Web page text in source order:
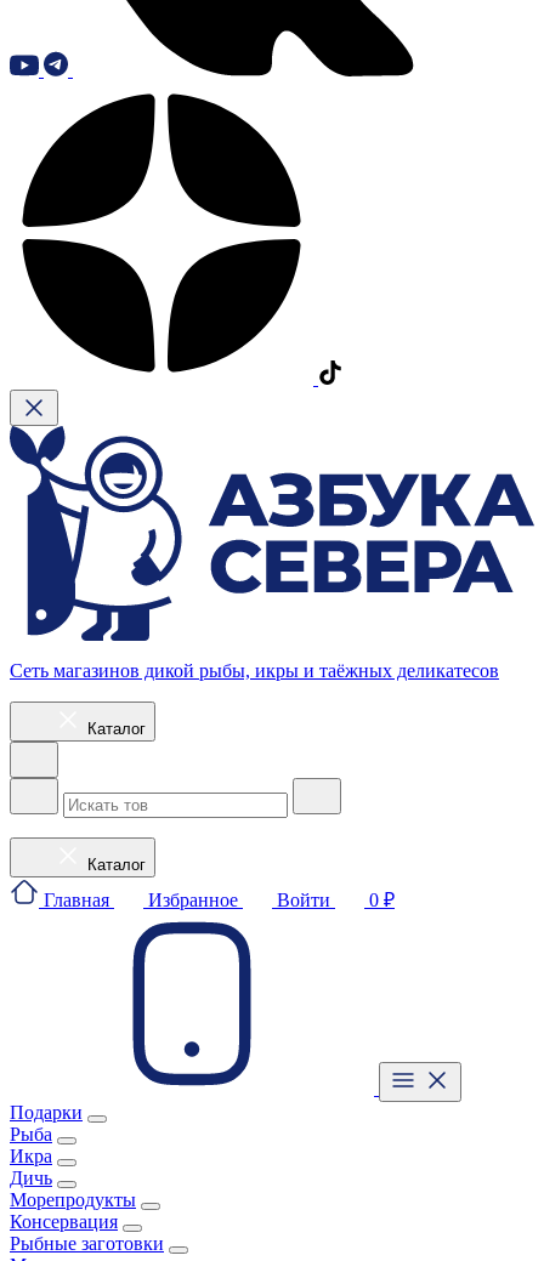
Сеть магазинов дикой рыбы, икры и таёжных деликатесов
Каталог
Каталог
Главная Избранное Войти 0 ₽
Подарки
Рыба
Икра
Дичь
Морепродукты
Консервация
Рыбные заготовки